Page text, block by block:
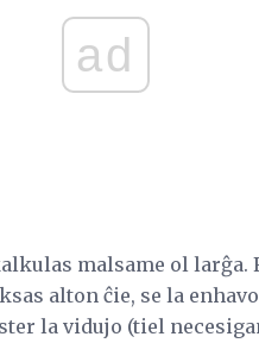
ad
malsame ol larĝa.
alton ĉie, se la
la vidujo (tiel